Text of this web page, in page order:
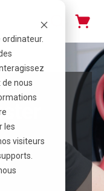
nous
les
visiteurs